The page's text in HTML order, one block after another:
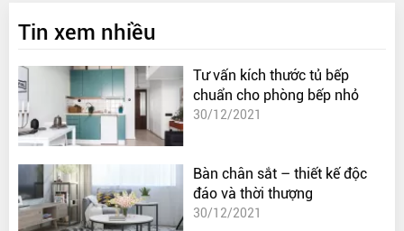
Tin xem nhiều
Tư vấn kích thước tủ bếp
chuẩn cho phòng bếp nhỏ
30/12/2021
Bàn chân sắt – thiết kế độc
đáo và thời thượng
30/12/2021